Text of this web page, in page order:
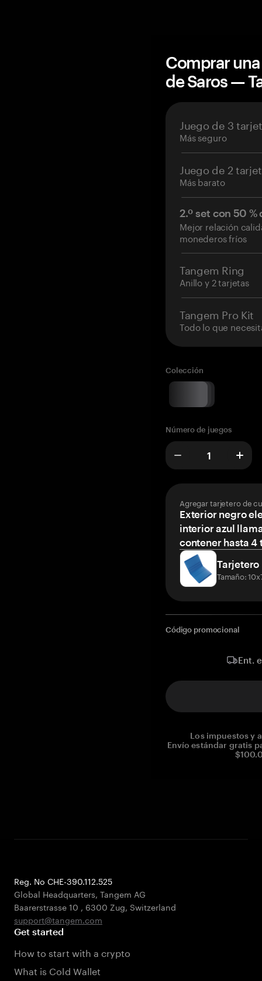
Comprar
de Saros —
Juego de 3
Más seguro
Juego de 2
Más barato
2.º set con 50
Mejor relación
monederos fríos
Tangem Ring
Anillo y 2 tarjetas
Tangem Pro Kit
Todo lo que
Colección
Número de juegos
Agregar tarjetero de
Exterior negro
interior azul
contener hasta 4
Tarjetero
Tamaño:
Código promocional
Ent.
Los impuestos y
Envío estándar gratis
Reg. No CHE-390.112.525
Global Headquarters, Tangem AG
Baarerstrasse 10 , 6300 Zug, Switzerland
support@tangem.com
Get started
How to start with a crypto
What is Cold Wallet